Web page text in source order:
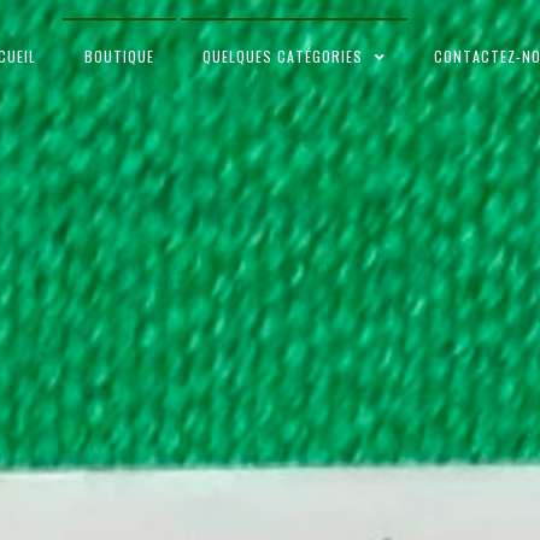
BOUTIQUE QUELQUES CATÉGORIES CONTACTEZ-